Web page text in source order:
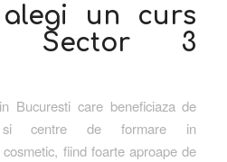
un curs
Sector 3
Bucuresti care beneficiaza de
si centre de formare in
fiind foarte aproape de